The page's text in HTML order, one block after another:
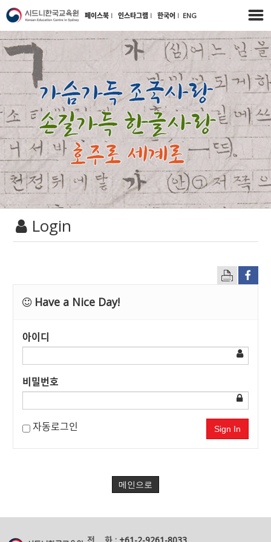
페이스북 l 인스타그램 l 한국어 l ENG
Login
Have a Nice Day!
아이디
비밀번호
자동로그인 Sign In
메인으로